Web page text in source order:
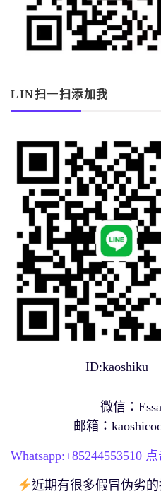
LIN扫一扫添加我
ID:kaoshiku
微信：
邮箱：
Whatsapp:+85244553510
近期有很多假冒伪劣